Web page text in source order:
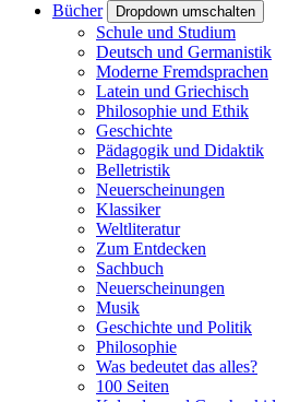
Bücher
Dropdown umschalten
Schule und Studium
Deutsch und Germanistik
Moderne Fremdsprachen
Latein und Griechisch
Philosophie und Ethik
Geschichte
Pädagogik und Didaktik
Belletristik
Neuerscheinungen
Klassiker
Weltliteratur
Zum Entdecken
Sachbuch
Neuerscheinungen
Musik
Geschichte und Politik
Philosophie
Was bedeutet das alles?
100 Seiten